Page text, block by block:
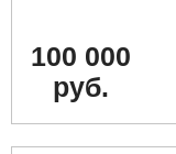
100 000
руб.